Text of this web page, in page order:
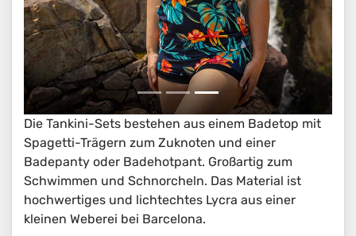
Die Tankini-Sets bestehen aus einem Badetop mit
Spagetti-Trägern zum Zuknoten und einer
Badepanty oder Badehotpant. Großartig zum
Schwimmen und Schnorcheln. Das Material ist
hochwertiges und lichtechtes Lycra aus einer
kleinen Weberei bei Barcelona.